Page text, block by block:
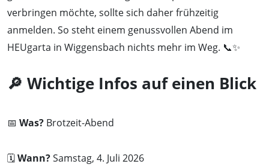
verbringen möchte, sollte sich daher frühzeitig
anmelden. So steht einem genussvollen Abend im
HEUgarta in Wiggensbach nichts mehr im Weg. 📞✨
🔎 Wichtige Infos auf einen Blick
📅 Was? Brotzeit-Abend
🗓️Wann?Samstag, 4. Juli 2026